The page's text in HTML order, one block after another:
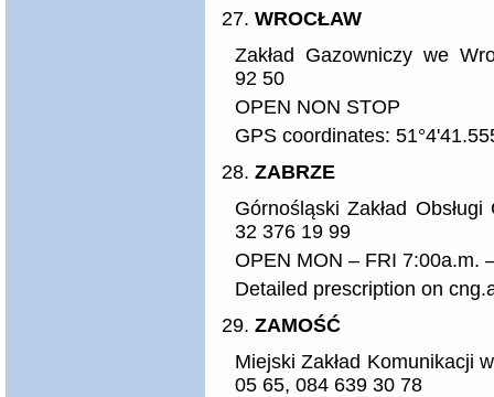
WROCŁAW
Zakład Gazowniczy we
92 50
OPEN NON STOP
GPS coordinates:
ZABRZE
Górnośląski Zakład
32 376 19 99
OPEN MON – FRI 7:00a.m.
Detailed prescription on
ZAMOŚĆ
Miejski Zakład Komunikacji
05 65, 084 639 30 78